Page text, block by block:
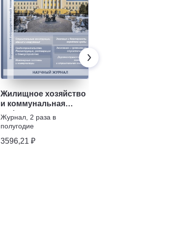
Жилищное хозяйство
и коммунальная
инфраструктура
Журнал 2 раза в
полугодие
3596,21 ₽